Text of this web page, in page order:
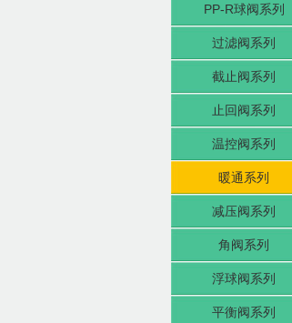
PP-R球阀系列
过滤阀系列
截止阀系列
止回阀系列
温控阀系列
暖通系列
减压阀系列
角阀系列
浮球阀系列
平衡阀系列